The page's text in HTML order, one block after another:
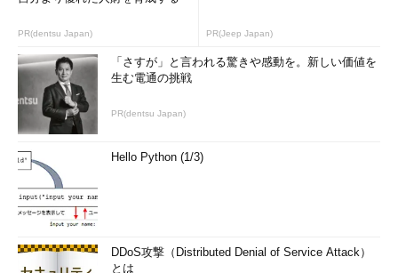
PR(dentsu Japan) PR(Jeep Japan)
「さすが」と言われる驚きや感動を。新しい価値を
生む電通の挑戦
PR(dentsu Japan)
Hello Python (1/3)
DDoS攻撃（Distributed Denial of Service Attack）
とは